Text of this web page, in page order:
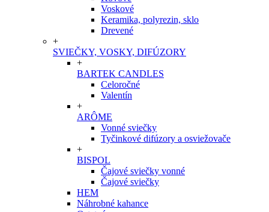
Voskové
Keramika, polyrezin, sklo
Drevené
+
SVIEČKY, VOSKY, DIFÚZORY
+
BARTEK CANDLES
Celoročné
Valentín
+
ARÔME
Vonné sviečky
Tyčinkové difúzory a osviežovače
+
BISPOL
Čajové sviečky vonné
Čajové sviečky
HEM
Náhrobné kahance